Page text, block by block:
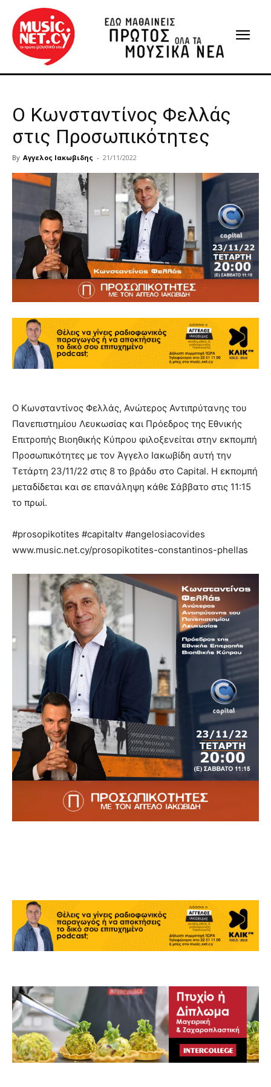
Ο Κωνσταντίνος Φελλάς
στις Προσωπικότητες
By Αγγελος Ιακωβιδης - 21/11/2022
Ο Κωνσταντίνος Φελλάς, Ανώτερος Αντιπρύτανης του
Πανεπιστημίου Λευκωσίας και Πρόεδρος της Εθνικής
Επιτροπής Βιοηθικής Κύπρου φιλοξενείται στην εκπομπή
Προσωπικότητες με τον Άγγελο Ιακωβίδη αυτή την
Τετάρτη 23/11/22 στις 8 το βράδυ στο Capital. Η εκπομπή
μεταδίδεται και σε επανάληψη κάθε Σάββατο στις 11:15
το πρωί.
#prosopikotites #capitaltv #angelosiacovides
www.music.net.cy/prosopikotites-constantinos-phellas